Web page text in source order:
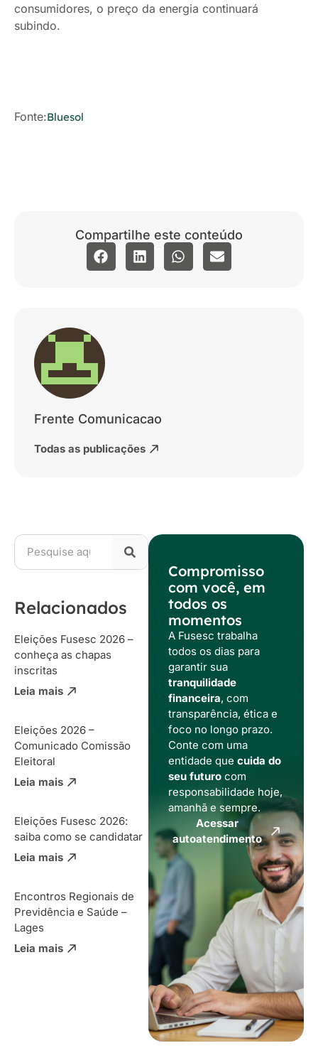
consumidores, o preço da energia continuará
subindo.
Fonte:Bluesol
Compartilhe este conteúdo
Frente Comunicacao
Todas as publicações
Relacionados
Eleições Fusesc 2026 –
conheça as chapas
inscritas
Leia mais
Eleições 2026 –
Comunicado Comissão
Eleitoral
Leia mais
Eleições Fusesc 2026:
saiba como se candidatar
Leia mais
Encontros Regionais de
Previdência e Saúde –
Lages
Leia mais
Compromisso
com você, em
todos os
momentos
A Fusesc trabalha
todos os dias para
garantir sua
tranquilidade
financeira, com
transparência, ética e
foco no longo prazo.
Conte com uma
entidade que cuida do
seu futurocom
responsabilidade hoje,
amanhã e sempre.
Acessar
autoatendimento